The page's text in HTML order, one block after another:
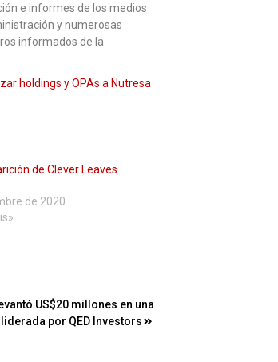
e informes de los medios
y numerosas
informados de la
holdings y OPAs a Nutresa
de Clever Leaves
de 2020
US$20 millones en una
por QED Investors